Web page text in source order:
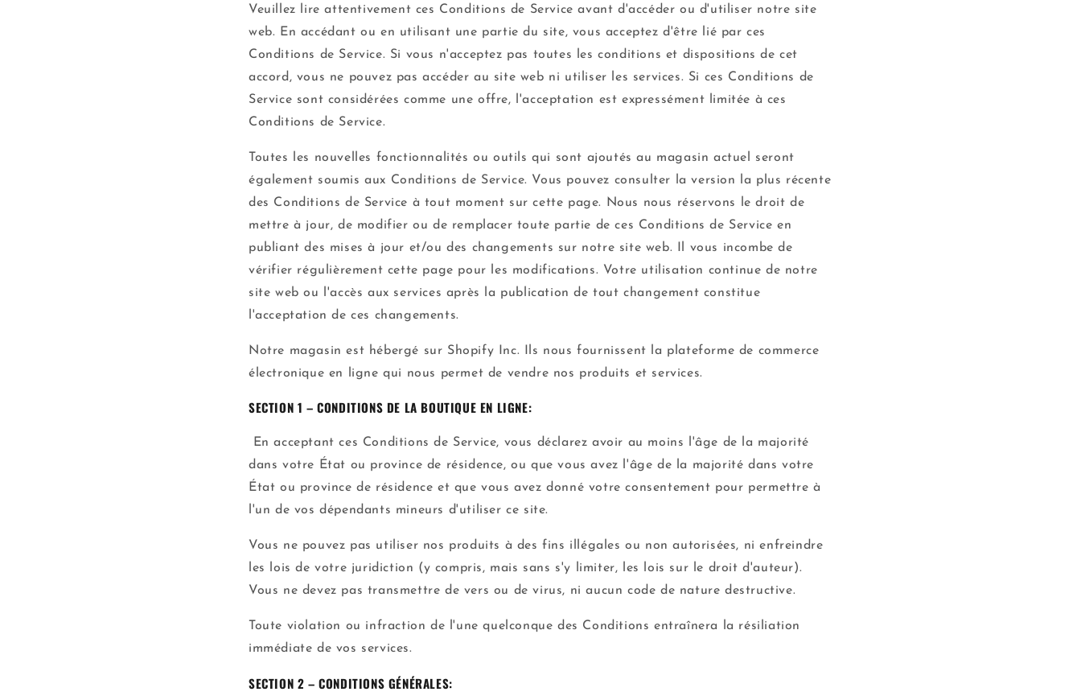
Veuillez lire attentivement ces Conditions de Service avant d'accéder ou d'utiliser notre site
web. En accédant ou en utilisant une partie du site, vous acceptez d'être lié par ces
Conditions de Service. Si vous n'acceptez pas toutes les conditions et dispositions de cet
accord, vous ne pouvez pas accéder au site web ni utiliser les services. Si ces Conditions de
Service sont considérées comme une offre, l'acceptation est expressément limitée à ces
Conditions de Service.
Toutes les nouvelles fonctionnalités ou outils qui sont ajoutés au magasin actuel seront
également soumis aux Conditions de Service. Vous pouvez consulter la version la plus récente
des Conditions de Service à tout moment sur cette page. Nous nous réservons le droit de
mettre à jour, de modifier ou de remplacer toute partie de ces Conditions de Service en
publiant des mises à jour et/ou des changements sur notre site web. Il vous incombe de
vérifier régulièrement cette page pour les modifications. Votre utilisation continue de notre
site web ou l'accès aux services après la publication de tout changement constitue
l'acceptation de ces changements.
Notre magasin est hébergé sur Shopify Inc. Ils nous fournissent la plateforme de commerce
électronique en ligne qui nous permet de vendre nos produits et services.
SECTION 1 – CONDITIONS DE LA BOUTIQUE EN LIGNE:
En acceptant ces Conditions de Service, vous déclarez avoir au moins l'âge de la majorité
dans votre État ou province de résidence, ou que vous avez l'âge de la majorité dans votre
État ou province de résidence et que vous avez donné votre consentement pour permettre à
l'un de vos dépendants mineurs d'utiliser ce site.
Vous ne pouvez pas utiliser nos produits à des fins illégales ou non autorisées, ni enfreindre
les lois de votre juridiction (y compris, mais sans s'y limiter, les lois sur le droit d'auteur).
Vous ne devez pas transmettre de vers ou de virus, ni aucun code de nature destructive.
Toute violation ou infraction de l'une quelconque des Conditions entraînera la résiliation
immédiate de vos services.
SECTION 2 – CONDITIONS GÉNÉRALES: